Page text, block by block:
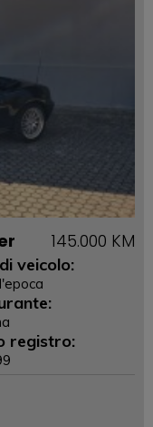
145.000 KM
veicolo:
registro: